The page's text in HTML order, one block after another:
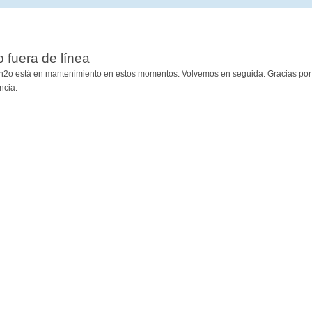
fuera de línea
está en mantenimiento en estos momentos. Volvemos en seguida. Gracias